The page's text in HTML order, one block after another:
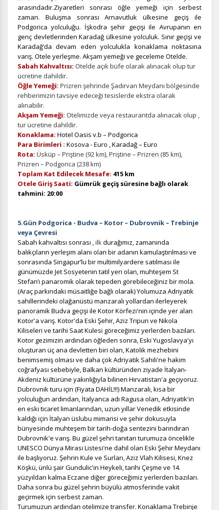
ÇEREZ KULLANIM AYARLARINIZ
Çerez tercihlerinizibelirleyin.
Daha fazla bilgi içinKVKK bilgilendirmemizi, çerez kullanım
gizlilik koşullarınıinceleyebilirsiniz.
Zorunlu Çerezler HER ZAMAN AKTIF
Oturum yönetimi, güvenlik ve temel site işlevleri için
gereklidir. Bu çerezler olmadan site düzgün çalışmaz ve
devre dışı bırakılamaz.
arasındadır.Ziyaretleri sonrası öğle yemeği için serbest
zaman. Buluşma sonrası Arnavutluk ülkesine geçiş ile
Podgorica yolculuğu. İşkodra şehir geçişi ile Avrupanın en
genç devletlerinden Karadağ ülkesine yolculuk. Sınır geçişi ve
Karadağ’da devam eden yolculukla konaklama noktasına
varış. Otele yerleşme. Akşam yemeği ve geceleme Otelde.
Sabah Kahvaltısı: Otelde açık büfe olarak alınacak olup tur
ücretine dahildir.
Öğle Yemeği: Prizren şehrinde Şadırvan Meydanı bölgesinde
rehberimizin tavsiye edeceği tesislerde ekstra olarak
alınabilir.
Akşam Yemeği: Otelimizde veya restaurantda alınacak olup ,
tur ücretine dahildir.
Konaklama: Hotel Oasis v.b – Podgorica
Para Birimleri : Kosova - Euro , Karadağ – Euro
Rota: Üsküp – Priştine (92 km), Priştine – Prizren (85 km),
Prizren – Podgorica (238 km)
Toplam Kat Edilecek Mesafe: 415 km
Otele Giriş Saati: Gümrük geçiş süresine bağlı olarak
tahmini: 20:00
5.Gün Podgorica - Budva – Kotor – Dubrovnik – Trebinje
veya Çevresi
Sabah kahvaltısı sonrası ,ilkdurağımız, zamanında
balıkçıların yerleşim alanı olan bir adanın kamulaştırılması ve
sonrasında Singapur’lu bir multimilyardere satılması ile
günümüzde Jet Sosyetenin tatil yeri olan, muhteşem St
Stefan’ı panaromik olarak tepeden görebileceğiniz bir mola.
(Araç parkındaki müsaitliğe bağlı olarak) Yolumuza Adriyatik
sahillerindeki olağanüstü manzaralı yollardan ilerleyerek
panoramik Budva geçişi ile Kotor Körfezi'nin içinde yer alan
Kotor'a varış. Kotor'da Eski Şehir, Aziz Tripun ve Nikola
Kiliseleri ve tarihi Saat Kulesi göreceğimiz yerlerden bazıları.
Kotor gezimizin ardından öğleden sonra, Eski Yugoslavya'yı
oluşturan üç ana devletten biri olan, Katolik mezhebini
benimsemiş olması ve daha çok Adriyatik Sahili'ne hakim
coğrafyası sebebiyle, Balkan kültüründen ziyade İtalyan-
Akdeniz kültürüne yakınlığıyla bilinen Hırvatistan'a geçiyoruz.
Dubrovnik turu için (Fiyata DAHİL!!!) Manzaralı, kısa bir
yolculuğun ardından, İtalyanca adı Ragusa olan, Adriyatik'in
en eski ticaret limanlarından, uzun yıllar Venedik etkisinde
kaldığı için İtalyan üslubu mimarisi ve şehir dokusuyla
bünyesinde muhteşem bir tarih-doğa sentezini barındıran
Dubrovnik'e varış. Bu güzel şehri tanıtan turumuza öncelikle
UNESCO Dünya Mirası Listesi'ne dahil olan Eski Şehir Meydanı
ile başlıyoruz. Şehrin Kule ve Surları, Aziz Vlah Kilisesi, Knez
Köşkü, ünlü şair Gundulic'in Heykeli, tarihi Çeşme ve 14.
yüzyıldan kalma Eczane diğer göreceğimiz yerlerden bazıları.
Daha sonra bu güzel şehrin büyülü atmosferinde vakit
geçirmek için serbest zaman.
Turumuzun ardından otelimize transfer. Konaklama Trebinje